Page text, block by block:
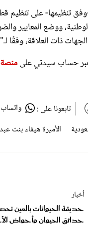
تنظيمها- على تنظيم
ووضع المعايير
ذات العلاقة، وفقًا
عبر حساب سيدتي على
تابعونا على : واتساب
الأميرة هيفاء بنت
أخبار
حديقة الحيوانات بالعين
حدائق الحيوان وأحواض